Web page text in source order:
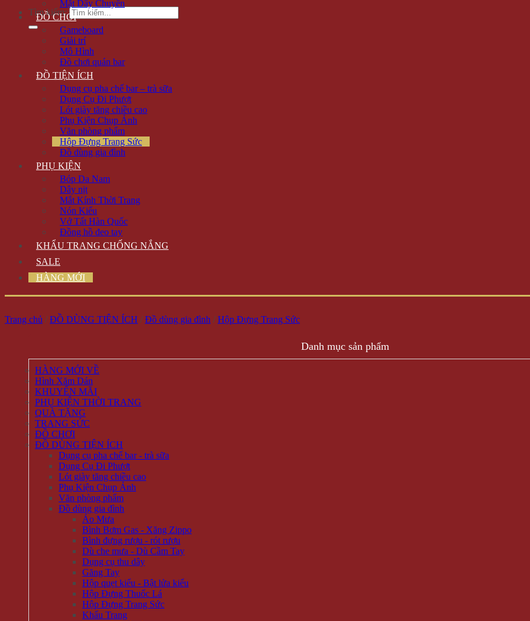
Tìm kiếm:
Mặt Dây Chuyền
ĐỒ CHƠI
Gameboard
Giải trí
Mô Hình
Đồ chơi quán bar
ĐỒ TIỆN ÍCH
Dụng cụ pha chế bar – trà sữa
Dụng Cụ Đi Phượt
Lót giày tăng chiều cao
Phụ Kiện Chụp Ảnh
Văn phòng phẩm
Hộp Đựng Trang Sức
Đồ dùng gia đình
PHỤ KIỆN
Bóp Da Nam
Dây nịt
Mắt Kính Thời Trang
Nón Kiểu
Vớ Tất Hàn Quốc
Đồng hồ đeo tay
KHẨU TRANG CHỐNG NẮNG
SALE
HÀNG MỚI
Trang chủ / ĐỒ DÙNG TIỆN ÍCH / Đồ dùng gia đình / Hộp Đựng Trang Sức
Danh mục sản phẩm
HÀNG MỚI VỀ
Hình Xăm Dán
KHUYẾN MÃI
PHỤ KIỆN THỜI TRANG
QUÀ TẶNG
TRANG SỨC
ĐỒ CHƠI
ĐỒ DÙNG TIỆN ÍCH
Dụng cụ pha chế bar - trà sữa
Dụng Cụ Đi Phượt
Lót giày tăng chiều cao
Phụ Kiện Chụp Ảnh
Văn phòng phẩm
Đồ dùng gia đình
Áo Mưa
Bình Bơm Gas - Xăng Zippo
Bình đựng rượu - rót rượu
Dù che mưa - Dù Cầm Tay
Dụng cụ thu dây
Găng Tay
Hộp quẹt kiểu - Bật lửa kiểu
Hộp Đựng Thuốc Lá
Hộp Đựng Trang Sức
Khẩu Trang